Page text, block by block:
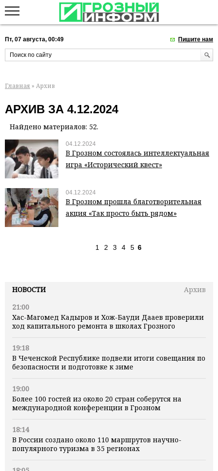
Пт, 07 августа, 00:49 Пишите нам
НОВОСТИ
Архив
21:00
Хас-Магомед Кадыров и Хож-Бауди Дааев проверили
ход капитального ремонта в школах Грозного
19:18
В Чеченской Республике подвели итоги совещания по
безопасности и подготовке к зиме
19:00
Более 100 гостей из около 20 стран соберутся на
международной конференции в Грозном
18:14
В России создано около 110 маршрутов научно-
популярного туризма в 35 регионах
Главная » Архив
АРХИВ ЗА 4.12.2024
Найдено материалов: 52.
04.12.2024
В Грозном состоялась интеллектуальная
игра «Исторический квест»
04.12.2024
В Грозном прошла благотворительная
акция «Так просто быть рядом»
1 2 3 4 5 6